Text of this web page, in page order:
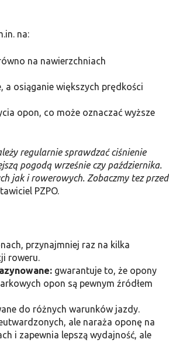
na:
na nawierzchniach
a osiąganie większych prędkości
opon, co może oznaczać wyższe
regularnie sprawdzać ciśnienie
pogodą wrześnie czy października.
jak i rowerowych. Zobaczmy tez przed
PZPO.
przynajmniej raz na kilka
roweru.
gwarantuje to, że opony
opon są pewnym źródłem
do różnych warunków jazdy.
ale naraża oponę na
i zapewnia lepszą wydajność, ale